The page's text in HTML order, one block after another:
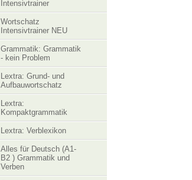
Intensivtrainer
Wortschatz
Intensivtrainer NEU
Grammatik: Grammatik
- kein Problem
Lextra: Grund- und
Aufbauwortschatz
Lextra:
Kompaktgrammatik
Lextra: Verblexikon
Alles für Deutsch (A1-
B2 ) Grammatik und
Verben